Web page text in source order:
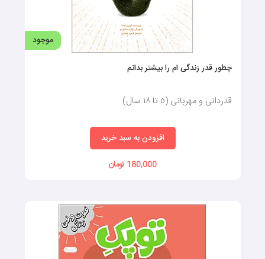
موجود
چطور قدر زندگی ام را بیشتر بدانم
قدردانی و مهربانی (٥ تا ١٨ سال)
افزودن به سبد خرید
180,000 تومان